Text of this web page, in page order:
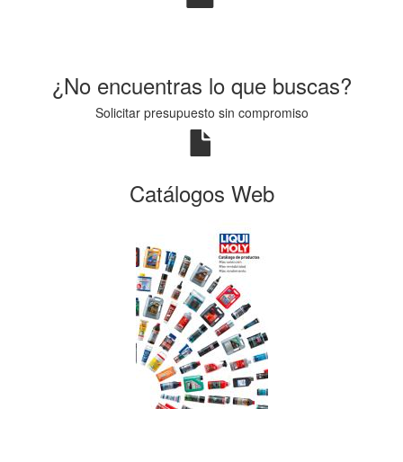
¿No encuentras lo que buscas?
Solicitar presupuesto sin compromiso
Catálogos Web